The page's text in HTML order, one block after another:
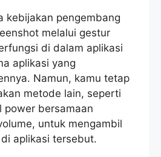
kebijakan pengembang
melalui gestur
di dalam aplikasi
aplikasi yang
Namun, kamu tetap
metode lain, seperti
power bersamaan
untuk mengambil
aplikasi tersebut.